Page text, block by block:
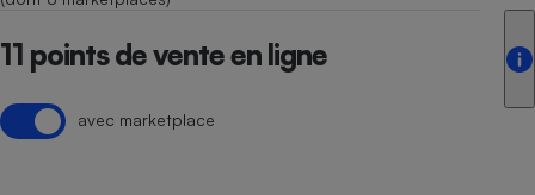
11 points de vente en ligne
avec marketplace